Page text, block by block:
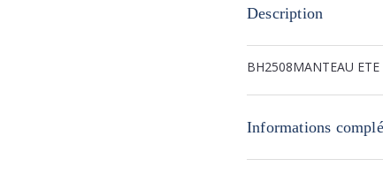
Description
BH2508MANTEAU ETE
Informations